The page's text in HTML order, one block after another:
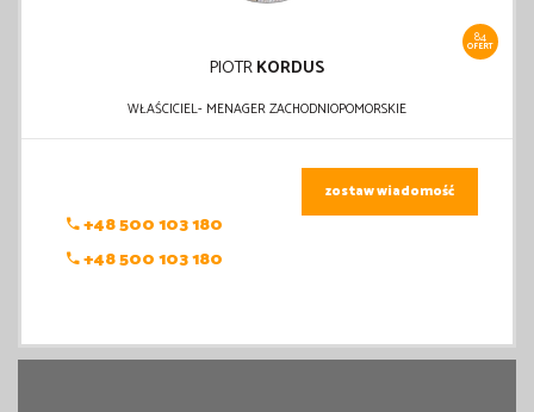
84
OFERT
PIOTRKORDUS
WŁAŚCICIEL- MENAGER ZACHODNIOPOMORSKIE
+48 500 103 180
+48 500 103 180
zostaw wiadomość